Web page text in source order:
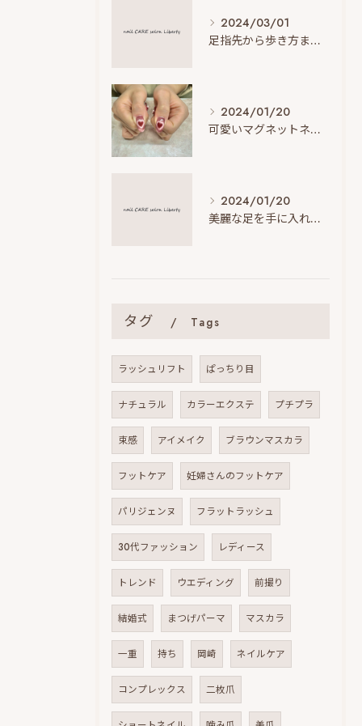
2024/03/01
足指先から歩き方まで フットケアで健康美を手に入れよう！
2024/01/20
可愛いマグネットネイルで魅力的な指先に！ジェルネイルの新しいトレンド
2024/01/20
美麗な足を手に入れる！男性のための足の角質ケア方法
タグ Tags
ラッシュリフト ぱっちり目
ナチュラル カラーエクステ プチプラ
束感 アイメイク ブラウンマスカラ
フットケア 妊婦さんのフットケア
パリジェンヌ フラットラッシュ
30代ファッション レディース
トレンド ウエディング 前撮り
結婚式 まつげパーマ マスカラ
一重 持ち 岡崎 ネイルケア
コンプレックス 二枚爪